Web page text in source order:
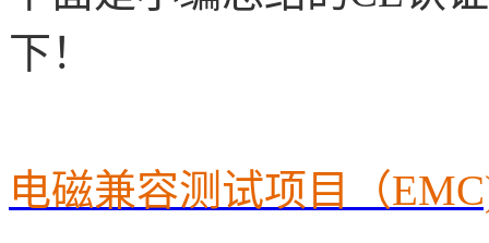
下！
电磁兼容测试项目（